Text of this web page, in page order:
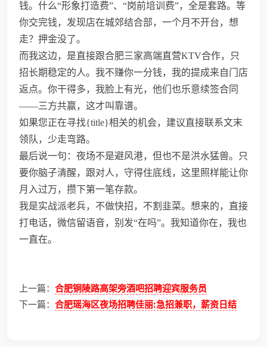
钱。什么“形象打造费”、“岗前培训费”，全是套路。等
你交完钱，发现店在城郊结合部，一个月不开台，想
走？押金没了。
而我这边，是直接跟合肥三家高端直营KTV合作，只
招长期稳定的人。我不赚你一分钱，我的提成来自门店
返点。你干得多，我脸上有光，他们也乐意续签合同
——三方共赢，这才叫靠谱。
如果您正在寻找{title}相关的机会，建议直接联系文末
领队，少走弯路。
最后说一句：夜场不是避风港，但也不是洪水猛兽。只
要你脑子清醒，跟对人，守得住底线，这里照样能让你
月入过万，攒下第一笔存款。
我是实战派老兵，不做快招，不割韭菜。想来的，直接
打电话，微信留语音，别发“在吗”。我知道你在，我也
一直在。
上一篇： 合肥铜陵路高架旁酒吧招聘迎宾服务员
下一篇： 合肥瑶海区夜场招聘佳丽:急招兼职，薪资日结